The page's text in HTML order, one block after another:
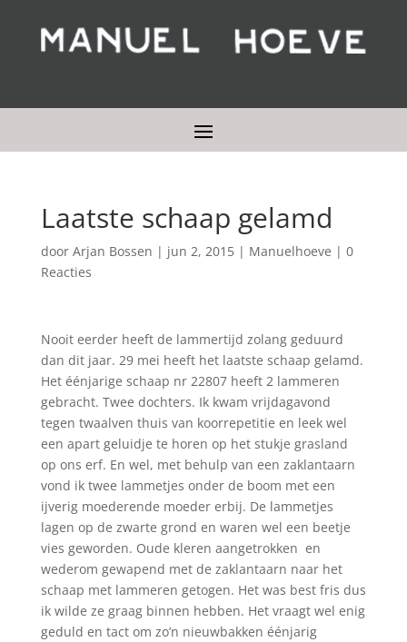
Laatste schaap gelamd
door Arjan Bossen | jun 2, 2015| Manuelhoeve | 0
Reacties
Nooit eerder heeft de lammertijd zolang geduurd
dan dit jaar. 29 mei heeft het laatste schaap gelamd.
Het éénjarige schaap nr 22807 heeft 2 lammeren
gebracht. Twee dochters. Ik kwam vrijdagavond
tegen twaalven thuis van koorrepetitie en leek wel
een apart geluidje te horen op het stukje grasland
op ons erf. En wel, met behulp van een zaklantaarn
vond ik twee lammetjes onder de boom met een
ijverig moederende moeder erbij. De lammetjes
lagen op de zwarte grond en waren wel een beetje
vies geworden. Oude kleren aangetrokken en
wederom gewapend met de zaklantaarn naar het
schaap met lammeren getogen. Het was best fris dus
ik wilde ze graag binnen hebben. Het vraagt wel enig
geduld en tact om zo’n nieuwbakken éénjarig